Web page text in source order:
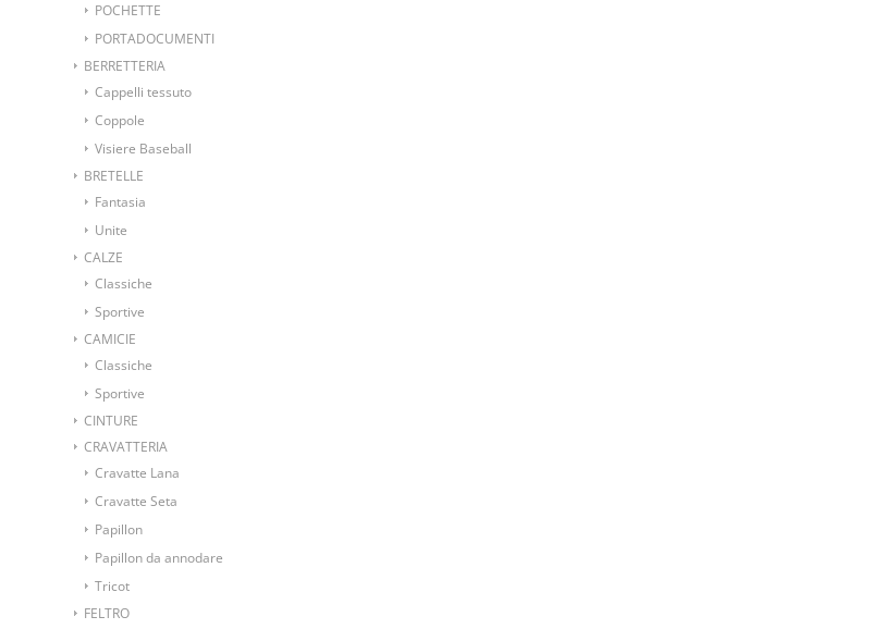
POCHETTE
PORTADOCUMENTI
BERRETTERIA
Cappelli tessuto
Coppole
Visiere Baseball
BRETELLE
Fantasia
Unite
CALZE
Classiche
Sportive
CAMICIE
Classiche
Sportive
CINTURE
CRAVATTERIA
Cravatte Lana
Cravatte Seta
Papillon
Papillon da annodare
Tricot
FELTRO